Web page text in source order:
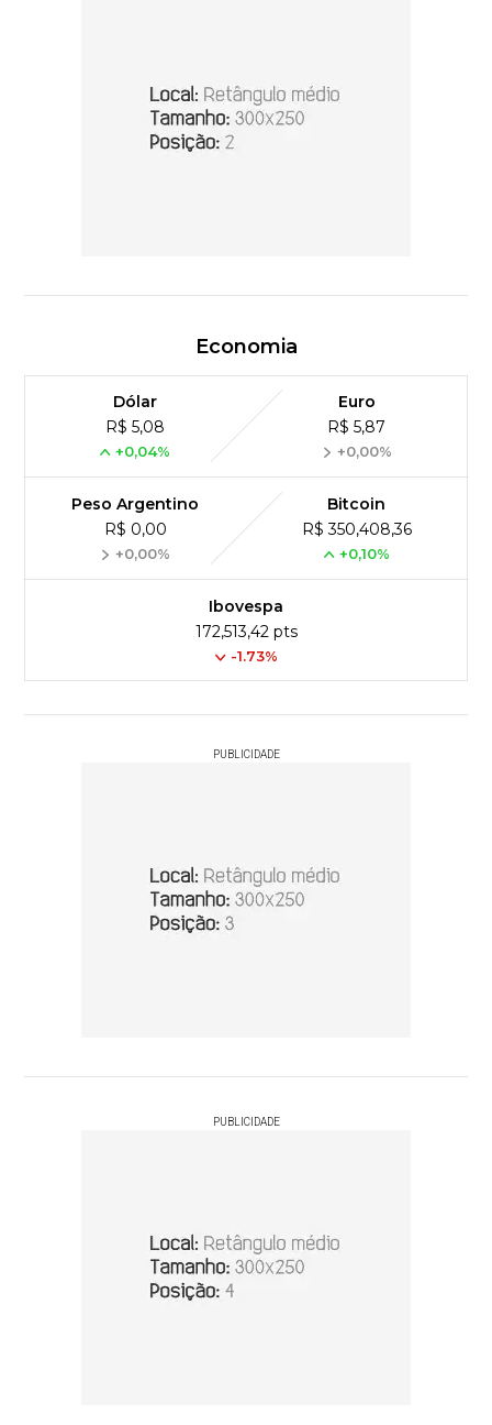
Economia
Dólar
R$ 5,08
+0,04%
Euro
R$ 5,87
+0,00%
Peso Argentino
R$ 0,00
+0,00%
Bitcoin
R$ 350,408,36
+0,10%
Ibovespa
172,513,42 pts
-1.73%
PUBLICIDADE
PUBLICIDADE